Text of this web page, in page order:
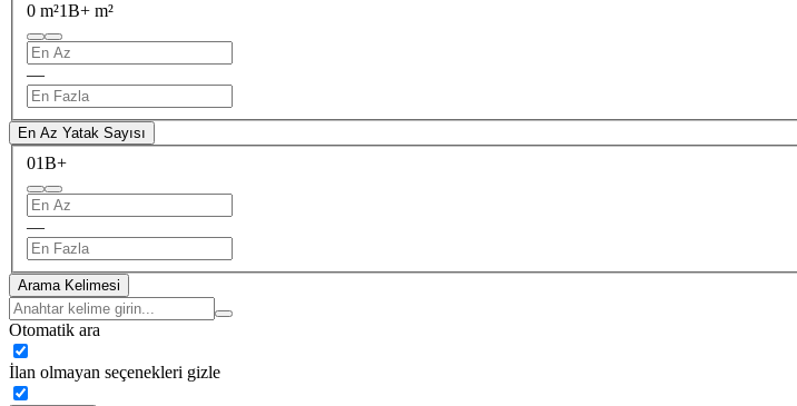
0 m²1B+ m²
—
En Az Yatak Sayısı
01B+
—
Arama Kelimesi
Otomatik ara
İlan olmayan seçenekleri gizle